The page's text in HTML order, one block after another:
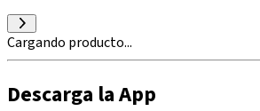
Cargando producto...
Descarga la App